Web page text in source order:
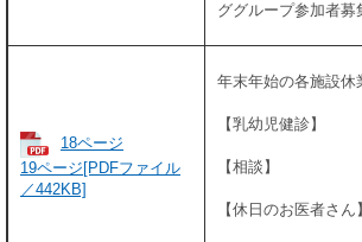
ググループ参加者募
18ページ
19ページ[PDFファイル
／442KB]
年末年始の各施設休
【乳幼児健診】
【相談】
【休日のお医者さん】